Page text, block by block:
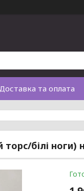
Доставка та оплата
білі ноги)